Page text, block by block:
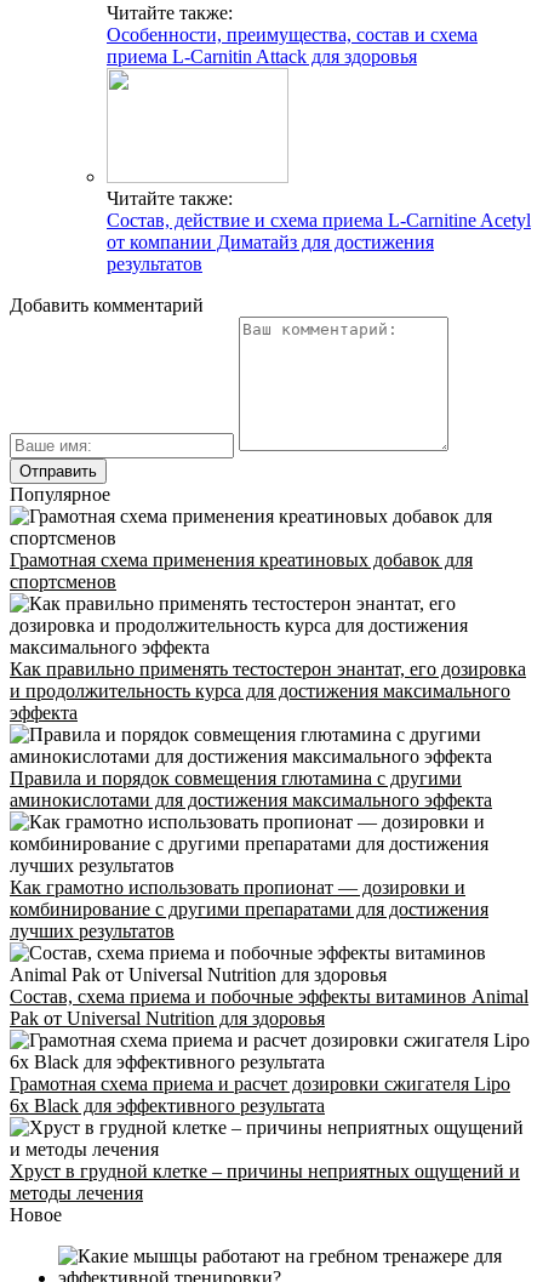
Читайте также:
Особенности, преимущества, состав и схема
приема L-Carnitin Attack для здоровья
Читайте также:
Состав, действие и схема приема L-Carnitine Acetyl
от компании Диматайз для достижения
результатов
Добавить комментарий
Популярное
Грамотная схема применения креатиновых добавок для
спортсменов
Как правильно применять тестостерон энантат, его дозировка
и продолжительность курса для достижения максимального
эффекта
Правила и порядок совмещения глютамина с другими
аминокислотами для достижения максимального эффекта
Как грамотно использовать пропионат — дозировки и
комбинирование с другими препаратами для достижения
лучших результатов
Состав, схема приема и побочные эффекты витаминов Animal
Pak от Universal Nutrition для здоровья
Грамотная схема приема и расчет дозировки сжигателя Lipo
6x Black для эффективного результата
Хруст в грудной клетке – причины неприятных ощущений и
методы лечения
Новое
ГДЕ ПРОХОДЯТ
ТРЕНИРОВКИ И КАК
СВЯЗАТЬСЯ C НАМИ
Г. МОСКВА, М. КРЫЛАТСКОЕ,
УЛ. КРЫЛАТСКАЯ
INFO@CG-SPORT.RU
E-mail